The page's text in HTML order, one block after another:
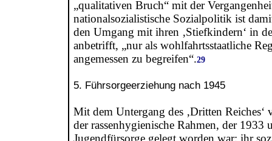
„qualitativen Bruch“ mit der
nationalsozialistische Sozialpolitik ist
den Umgang mit ihren ‚Stiefkindern‘ in
anbetrifft, „nur als wohlfahrtsstaatliche
angemessen zu begreifen“.29
5. Führsorgeerziehung nach 1945
Mit dem Untergang des ‚Dritten Reiches‘
der rassenhygienische Rahmen, der 1933
Jugendfürsorge gelegt worden war; ihr